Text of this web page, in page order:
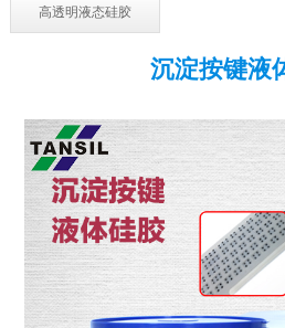
高透明液态硅胶
沉淀按键液